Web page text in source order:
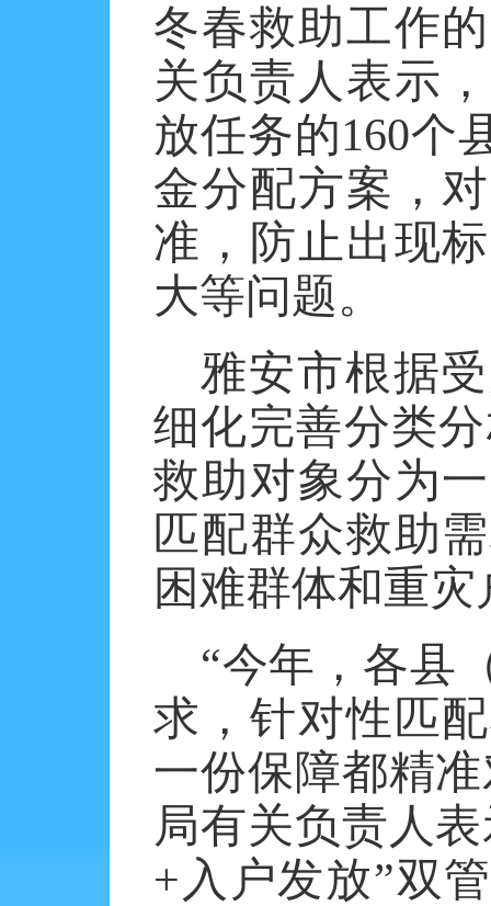
冬春救助工作
关负责人表示，
放任务的160个
金分配方案，
准，防止出现
大等问题。
雅安市根据
细化完善分类
救助对象分为
匹配群众救助
困难群体和重
“今年，各县
求，针对性匹
一份保障都精
局有关负责人
+入户发放”双